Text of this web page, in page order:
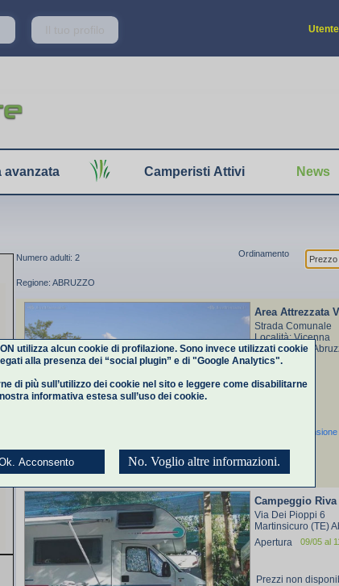
avanzata Camperisti Attivi News
Numero adulti: 2
Regione: ABRUZZO
Ordinamento
Area Attrezzata
Strada Comunale
Località: Vicenna
Tossicia (TE)
Nessuna recensione
Campeggio Riva
Via Dei Pioppi 6
Martinsicuro (TE)
Apertura
09/05 al
Prezzi non
utilizza alcun cookie di profilazione. Sono invece utilizzati cookie
alla presenza dei “social plugin” e di "Google Analytics".
di più sull’utilizzo dei cookie nel sito e leggere come disabilitarne
informativa estesasull’uso dei cookie.
Acconsento No. Voglio altre informazioni.